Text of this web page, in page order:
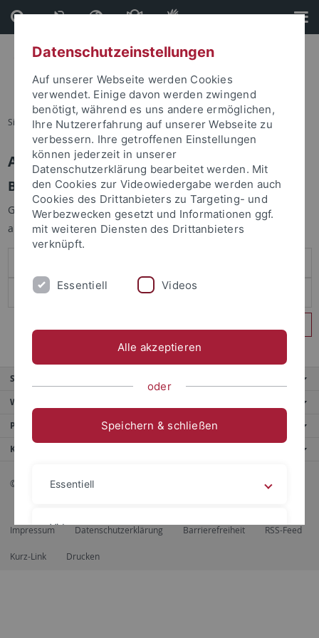
Direkt
zum
Inhalt
Direkt
zur
Fußleiste
Sie sind hier: Startseite
Anmelden
Benutzeranmeldung
Geben Sie Ihren Benutzernamen und Ihr Passwort an um sich
anzumelden:
Service
Weitere Angebote
Portale
Kontaktinfo
© 2026 Eberhard Karls Universität Tübingen, Tübingen
Impressum Datenschutzerklärung Barrierefreiheit RSS-Feed
Kurz-Link Drucken
Datenschutzeinstellungen
Auf unserer Webseite werden Cookies
verwendet. Einige davon werden zwingend
benötigt, während es uns andere ermöglichen,
Ihre Nutzererfahrung auf unserer Webseite zu
verbessern. Ihre getroffenen Einstellungen
können jederzeit in unserer
Datenschutzerklärung bearbeitet werden. Mit
den Cookies zur Videowiedergabe werden auch
Cookies des Drittanbieters zu Targeting- und
Werbezwecken gesetzt und Informationen ggf.
mit weiteren Diensten des Drittanbieters
verknüpft.
Essentiell Videos
Alle akzeptieren
oder
Speichern & schließen
Essentiell
Videos